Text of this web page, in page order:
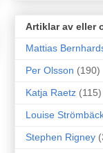
Artiklar av eller
Mattias
Per Olsson (190)
Katja Raetz (115)
Louise
Stephen Rigney